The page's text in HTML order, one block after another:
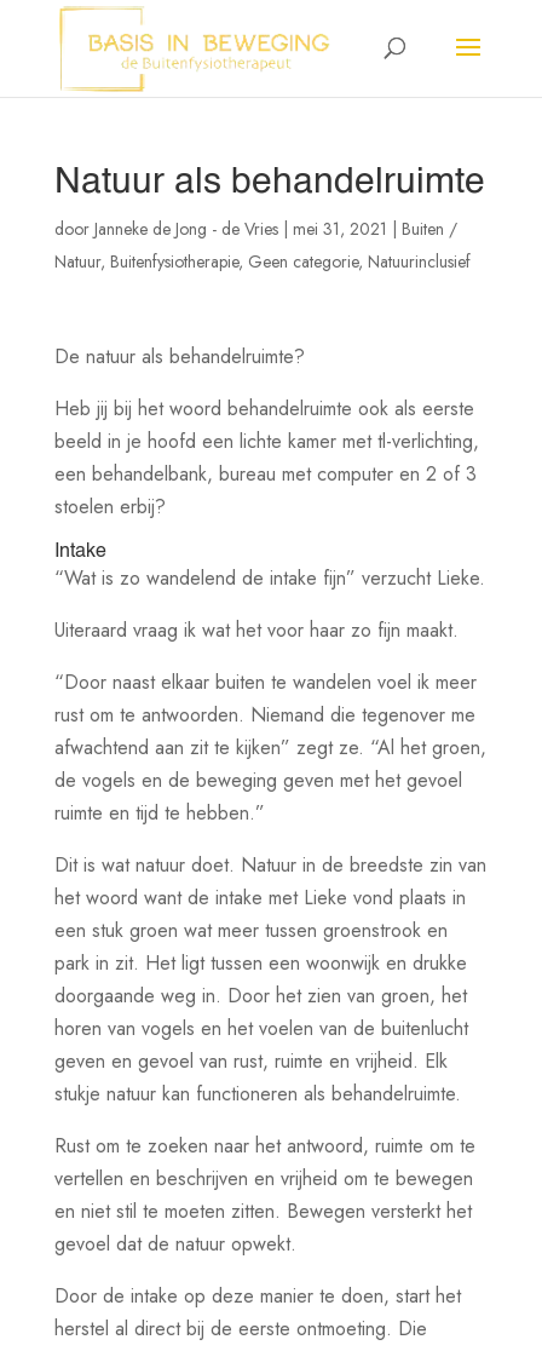
Natuur als behandelruimte
door Janneke de Jong - de Vries| mei 31, 2021
Buiten /
Natuur, Buitenfysiotherapie, Geen categorie, Natuurinclusief
De natuur als behandelruimte?
Heb jij bij het woord behandelruimte ook als eerste
beeld in je hoofd een lichte kamer met tl-verlichting,
een behandelbank, bureau met computer en 2 of 3
stoelen erbij?
Intake
“Wat is zo wandelend de intake fijn” verzucht Lieke.
Uiteraard vraag ik wat het voor haar zo fijn maakt.
“Door naast elkaar buiten te wandelen voel ik meer
rust om te antwoorden. Niemand die tegenover me
afwachtend aan zit te kijken” zegt ze. “Al het groen,
de vogels en de beweging geven met het gevoel
ruimte en tijd te hebben.”
Dit is wat natuur doet. Natuur in de breedste zin van
het woord want de intake met Lieke vond plaats in
een stuk groen wat meer tussen groenstrook en
park in zit. Het ligt tussen een woonwijk en drukke
doorgaande weg in. Door het zien van groen, het
horen van vogels en het voelen van de buitenlucht
geven en gevoel van rust, ruimte en vrijheid. Elk
stukje natuur kan functioneren als behandelruimte.
Rust om te zoeken naar het antwoord, ruimte om te
vertellen en beschrijven en vrijheid om te bewegen
en niet stil te moeten zitten. Bewegen versterkt het
gevoel dat de natuur opwekt.
Door de intake op deze manier te doen, start het
herstel al direct bij de eerste ontmoeting. Die